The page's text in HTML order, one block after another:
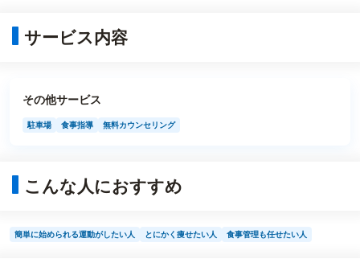
サービス内容
その他サービス
駐車場 食事指導 無料カウンセリング
こんな人におすすめ
簡単に始められる運動がしたい人 とにかく痩せたい人 食事管理も任せたい人